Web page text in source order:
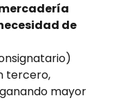
de
tercero,
mayor